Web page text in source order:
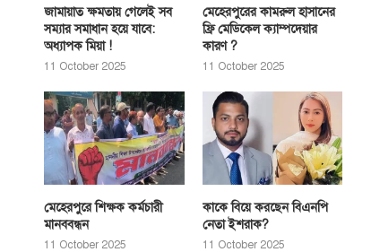
জামায়াত ক্ষমতায় গেলেই সব
সম্যার সমাধান হয়ে যাবে:
অধ্যাপক মিয়া !
11 October 2025
মেহেরপুরের কামরুল হাসানের
ফ্রি মেডিকেল ক্যাম্পদেয়ার
কারণ ?
11 October 2025
মেহেরপুরে শিক্ষক কর্মচারী
মানববন্ধন
11 October 2025
কাকে বিয়ে করছেন বিএনপি
নেতা ইশরাক?
11 October 2025